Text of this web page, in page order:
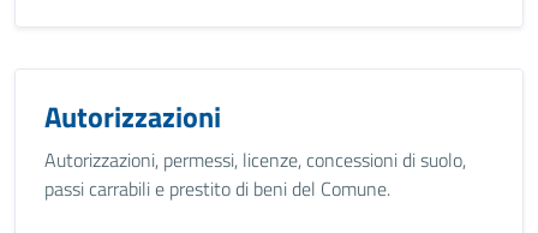
Autorizzazioni
Autorizzazioni, permessi, licenze, concessioni di suolo,
passi carrabili e prestito di beni del Comune.